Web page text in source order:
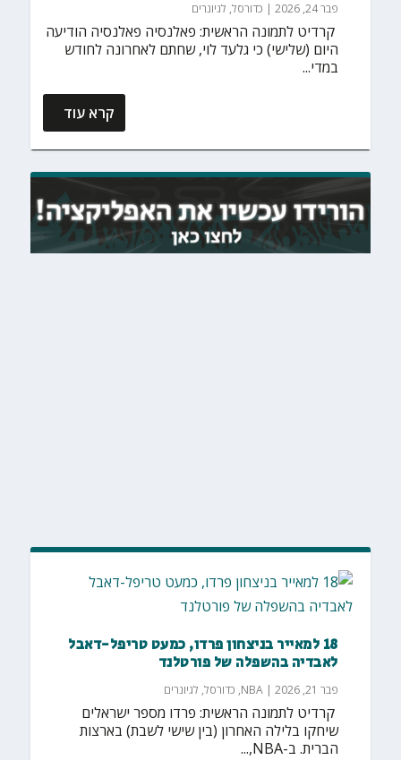
פבר 24, 2026 | כדורסל, לגיונרים
‏ קרדיט לתמונה הראשית: פאלנסיה פאלנסיה הודיעה
היום (שלישי) כי גלעד לוי, שחתם לאחרונה לחודש
במדי...
קרא עוד
18 למאייר בניצחון פרדו, כמעט טריפל-דאבל
לאבדיה בהשפלה של פורטלנד
פבר 21, 2026 |
NBA
, כדורסל, לגיונרים
‏ קרדיט לתמונה הראשית: פרדו מספר ישראלים
שיחקו בלילה האחרון (בין שישי לשבת) בארצות
הברית. ב-NBA,...